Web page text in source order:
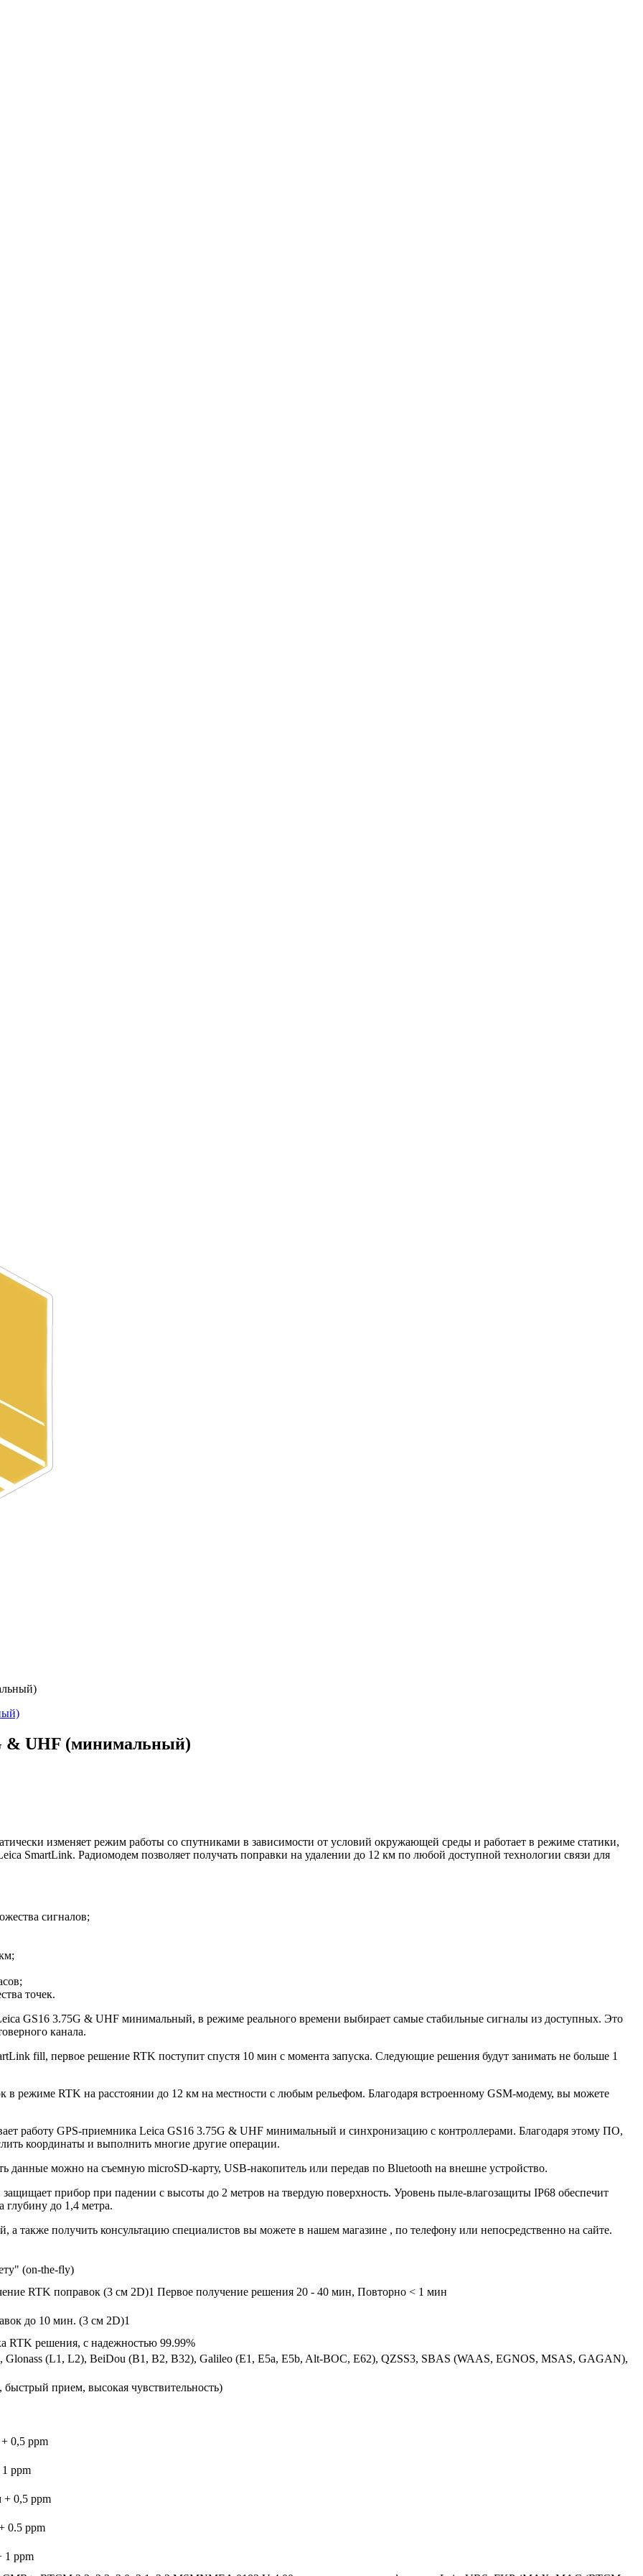
& UHF (минимальный)
изменяет режим работы со спутниками в зависимости от условий окружающей среды и работает в режиме статики,
SmartLink. Радиомодем позволяет получать поправки на удалении до 12 км по любой доступной технологии связи для
сигналов;
точек.
GS16 3.75G & UHF минимальный, в режиме реального времени выбирает самые стабильные сигналы из доступных. Это
канала.
fill, первое решение RTK поступит спустя 10 мин с момента запуска. Следующие решения будут занимать не больше 1
в режиме RTK на расстоянии до 12 км на местности с любым рельефом. Благодаря встроенному GSM-модему, вы можете
работу GPS-приемника Leica GS16 3.75G & UHF минимальный и синхронизацию с контроллерами. Благодаря этому ПО,
координаты и выполнить многие другие операции.
данные можно на съемную microSD-карту, USB-накопитель или передав по Bluetooth на внешне устройство.
прибор при падении с высоты до 2 метров на твердую поверхность. Уровень пыле-влагозащиты IP68 обеспечит
глубину до 1,4 метра.
также получить консультацию специалистов вы можете в нашем магазине , по телефону или непосредственно на сайте.
(on-the-fly)
RTK поправок (3 см 2D)1 Первое получение решения 20 - 40 мин, Повторно < 1 мин
до 10 мин. (3 см 2D)1
RTK решения, с надежностью 99.99%
Glonass (L1, L2), BeiDou (B1, B2, B32), Galileo (E1, E5a, E5b, Alt-BOC, E62), QZSS3, SBAS (WAAS, EGNOS, MSAS, GAGAN),
быстрый прием, высокая чувствительность)
0,5 ppm
ppm
0,5 ppm
0.5 ppm
1 ppm